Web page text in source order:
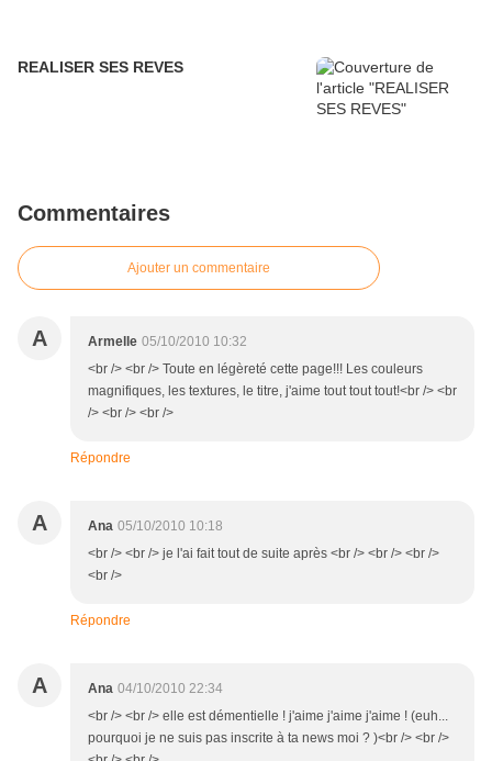
REALISER SES REVES
Commentaires
Ajouter un commentaire
A Armelle 05/10/2010 10:32
<br /> <br /> Toute en légèreté cette page!!! Les couleurs
magnifiques, les textures, le titre, j'aime tout tout tout!<br /> <br
/> <br /> <br />
Répondre
A Ana 05/10/2010 10:18
<br /> <br /> je l'ai fait tout de suite après <br /> <br /> <br />
<br />
Répondre
A Ana 04/10/2010 22:34
<br /> <br /> elle est démentielle ! j'aime j'aime j'aime ! (euh...
pourquoi je ne suis pas inscrite à ta news moi ? )<br /> <br />